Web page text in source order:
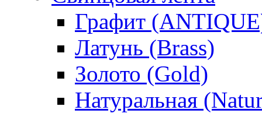
Графит
Латунь (Brass)
Золото (Gold)
Натуральная